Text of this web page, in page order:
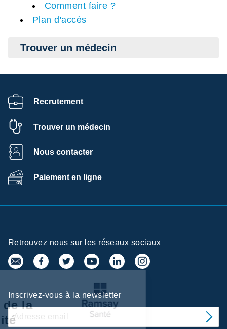
Comment faire ?
Plan d'accès
Trouver un médecin
Recrutement
Trouver un médecin
Nous contacter
Paiement en ligne
Retrouvez nous sur les réseaux sociaux
Inscrivez-vous à la newsletter
de
de la